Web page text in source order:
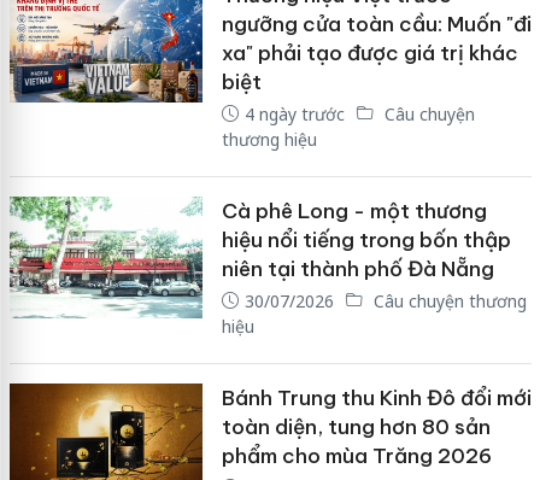
ngưỡng cửa toàn cầu: Muốn "đi
xa" phải tạo được giá trị khác
biệt
4 ngày trước
Câu chuyện
thương hiệu
Cà phê Long - một thương
hiệu nổi tiếng trong bốn thập
niên tại thành phố Đà Nẵng
30/07/2026
Câu chuyện thương
hiệu
Bánh Trung thu Kinh Đô đổi mới
toàn diện, tung hơn 80 sản
phẩm cho mùa Trăng 2026